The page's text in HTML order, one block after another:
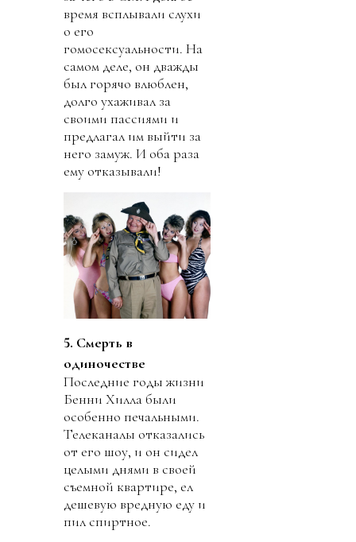
время всплывали слухи
о его
гомосексуальности. На
самом деле, он дважды
был горячо влюблен,
долго ухаживал за
своими пассиями и
предлагал им выйти за
него замуж. И оба раза
ему отказывали!
5. Смерть в
одиночестве
Последние годы жизни
Бенни Хилла были
особенно печальными.
Телеканалы отказались
от его шоу, и он сидел
целыми днями в своей
съемной квартире, ел
дешевую вредную еду и
пил спиртное.